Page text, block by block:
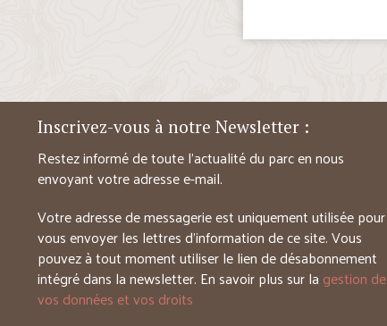
Inscrivez-vous à notre Newsletter :
Restez informé de toute l’actualité du parc en nous
envoyant votre adresse e-mail.
Votre adresse de messagerie est uniquement utilisée pour
vous envoyer les lettres d’information de ce site. Vous
pouvez à tout moment utiliser le lien de désabonnement
intégré dans la newsletter. En savoir plus sur la gestion de
vos données et vos droits